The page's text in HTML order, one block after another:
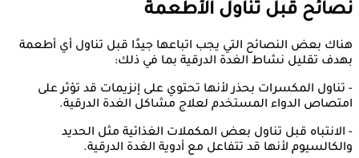
نصائح قبل تناول الأطعمة
هناك بعض النصائح التي يجب اتباعها جيدًا قبل تناول أي أطعمة
بهدف تقليل نشاط الغدة الدرقية بما في ذلك:
- تناول المكسرات بحذر لأنها تحتوي على إنزيمات قد تؤثر على
امتصاص الدواء المستخدم لعلاج مشاكل الغدة الدرقية.
- الانتباه قبل تناول بعض المكملات الغذائية مثل الحديد
والكالسيوم لأنها قد تتفاعل مع أدوية الغدة الدرقية.